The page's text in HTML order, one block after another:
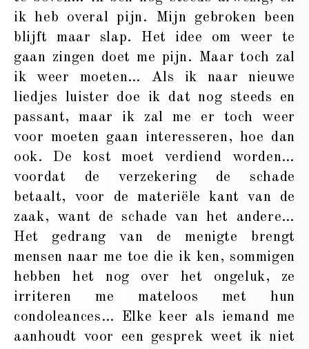
ik heb overal pijn. Mijn gebroken been
blijft maar slap. Het idee om weer te
gaan zingen doet me pijn. Maar toch zal
ik weer moeten… Als ik naar nieuwe
liedjes luister doe ik dat nog steeds en
passant, maar ik zal me er toch weer
voor moeten gaan interesseren, hoe dan
ook. De kost moet verdiend worden…
voordat de verzekering de schade
betaalt, voor de materiële kant van de
zaak, want de schade van het andere…
Het gedrang van de menigte brengt
mensen naar me toe die ik ken, sommigen
hebben het nog over het ongeluk, ze
irriteren me mateloos met hun
condoleances… Elke keer als iemand me
aanhoudt voor een gesprek weet ik niet